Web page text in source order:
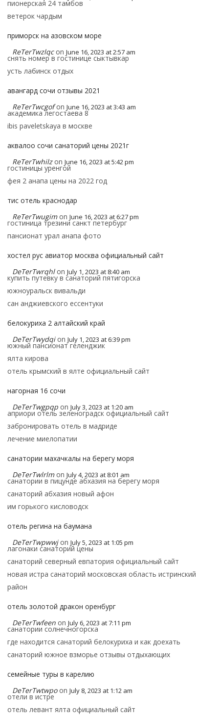
пионерская 24 тамбов
ветерок чардым
приморск на азовском море
ReTerTwzlqc on June 16, 2023 at 2:57 am
снять номер в гостинице сыктывкар
усть лабинск отдых
авангард сочи отзывы 2021
ReTerTwcgof on June 16, 2023 at 3:43 am
академика легостаева 8
ibis paveletskaya в москве
аквалоо сочи санаторий цены 2021г
ReTerTwhilz on June 16, 2023 at 5:42 pm
гостиницы уренгой
фея 2 анапа цены на 2022 год
тис отель краснодар
ReTerTwugim on June 16, 2023 at 6:27 pm
гостиница трезини санкт петербург
пансионат урал анапа фото
хостел рус авиатор москва официальный сайт
DeTerTwrqhl on July 1, 2023 at 8:40 am
купить путевку в санаторий пятигорска
южноуральск вивальди
сан анджиевского ессентуки
белокуриха 2 алтайский край
DeTerTwydqi on July 1, 2023 at 6:39 pm
южный пансионат геленджик
ялта кирова
отель крымский в ялте официальный сайт
нагорная 16 сочи
DeTerTwgpqp on July 3, 2023 at 1:20 am
априори отель зеленоградск официальный сайт
забронировать отель в мадриде
лечение миелопатии
санатории махачкалы на берегу моря
DeTerTwlrlm on July 4, 2023 at 8:01 am
санатории в пицунде абхазия на берегу моря
санаторий абхазия новый афон
им горького кисловодск
отель регина на баумана
DeTerTwpwwj on July 5, 2023 at 1:05 pm
лагонаки санаторий цены
санаторий северный евпатория официальный сайт
новая истра санаторий московская область истринский
район
отель золотой дракон оренбург
DeTerTwfeen on July 6, 2023 at 7:11 pm
санатории солнечногорска
где находится санаторий белокуриха и как доехать
санаторий южное взморье отзывы отдыхающих
семейные туры в карелию
DeTerTwtwpo on July 8, 2023 at 1:12 am
отели в истре
отель левант ялта официальный сайт